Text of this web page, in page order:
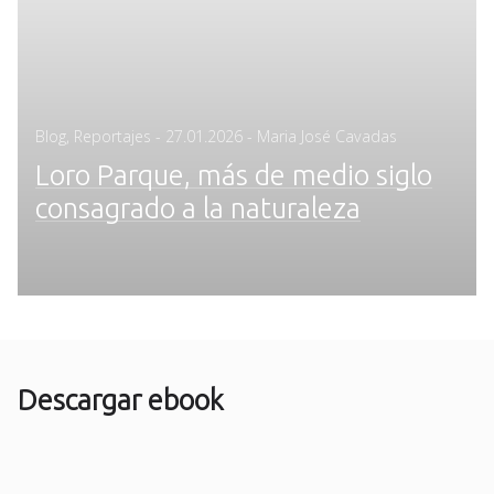
Blog Reportajes - Posted
27.01.2026 - Maria José Cavadas
Loro Parque, más de medio siglo
consagrado a la naturaleza
Descargar ebook